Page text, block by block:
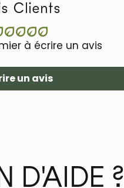
Clients
à écrire un avis
un avis
D'AIDE ?